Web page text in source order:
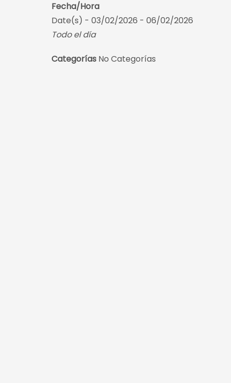
Fecha/Hora
Date(s) - 03/02/2026 - 06/02/2026
Todo el día
Categorías No Categorías